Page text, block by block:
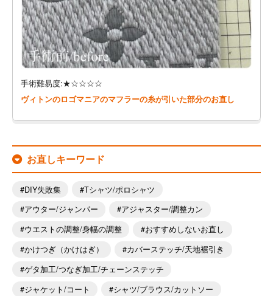
手術難易度:★☆☆☆☆
ヴィトンのロゴマニアのマフラーの糸が引いた部分のお直し
お直しキーワード
DIY失敗集
Tシャツ/ポロシャツ
アウター/ジャンパー
アジャスター/調整カン
ウエストの調整/身幅の調整
おすすめしないお直し
かけつぎ（かけはぎ）
カバーステッチ/天地裾引き
ゲタ加工/つなぎ加工/チェーンステッチ
ジャケット/コート
シャツ/ブラウス/カットソー